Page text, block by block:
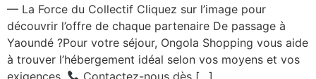
— La Force du Collectif Cliquez sur l’image pour
découvrir l’offre de chaque partenaire De passage à
Yaoundé ?Pour votre séjour, Ongola Shopping vous aide
à trouver l’hébergement idéal selon vos moyens et vos
exigences.
Contactez-nous dès […]